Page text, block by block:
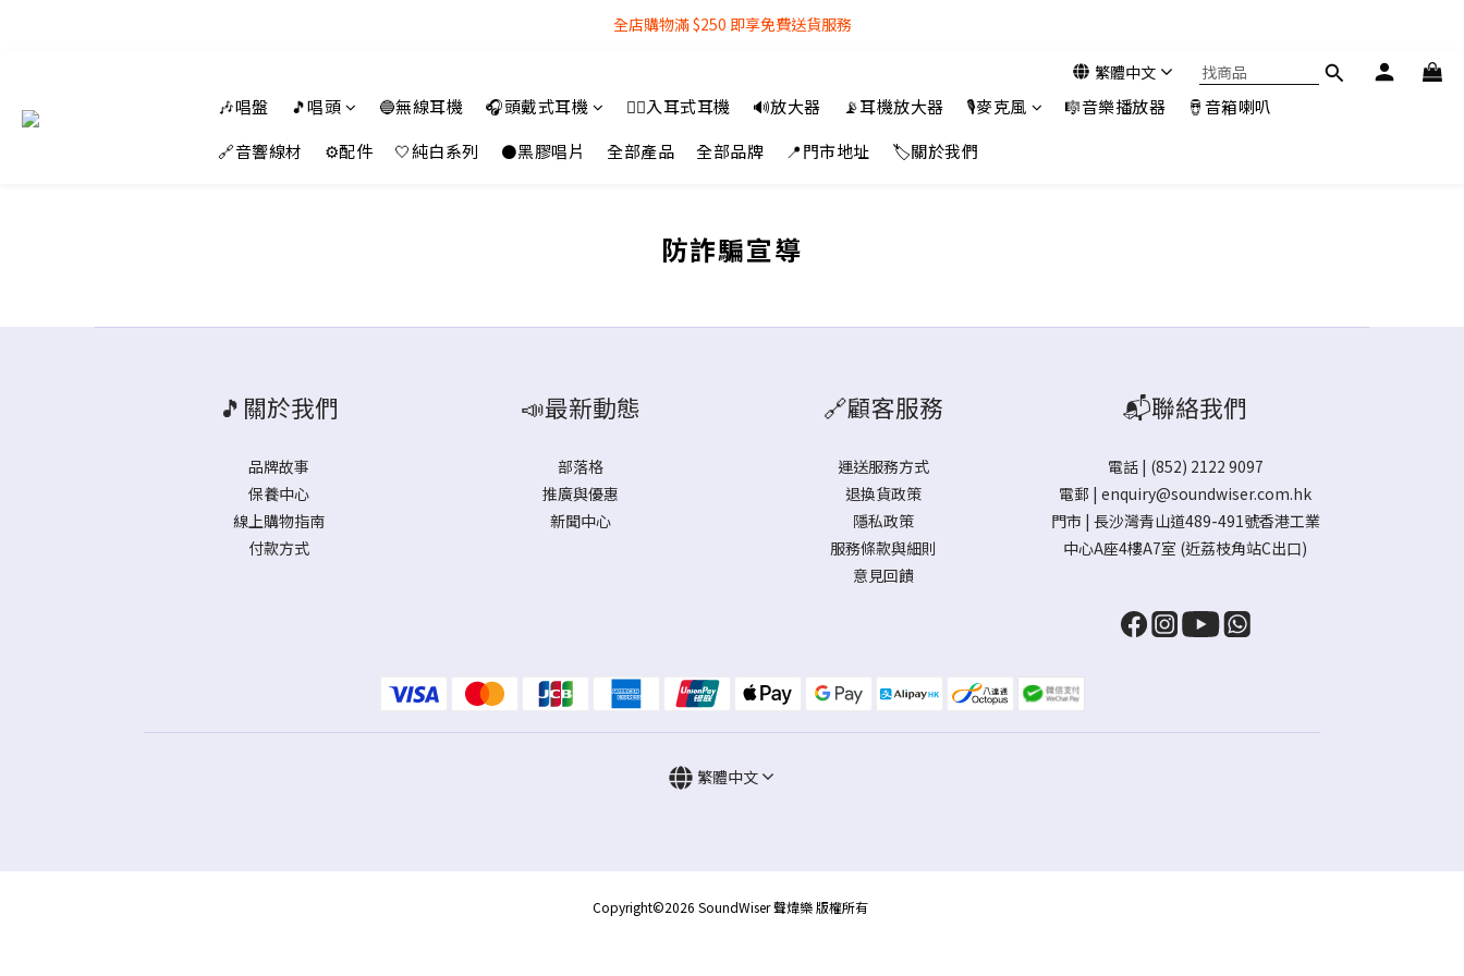
全店購物滿 $250 即享免費送貨服務
全店購物滿 $250 即享免費送貨服務
全店購物滿 $250 即享免費送貨服務
繁體中文
🎶唱盤 🎵唱頭 🔵無線耳機 🎧頭戴式耳機 👂🏻入耳式耳機 🔊放大器 📡耳機放大器 🎙️麥克風 🎼音樂播放器
🪘音箱喇叭
🔗音響線材
⚙️配件 🤍純白系列 ⚫黑膠唱片 全部產品 全部品牌 📍門市地址 🏷️關於我們
防詐騙宣導
🎵關於我們
品牌故事
保養中心
線上購物指南
付款方式
📣最新動態
部落格
推廣與優惠
新聞中心
🔗顧客服務
運送服務方式
退換貨政策
隱私政策
服務條款與細則
意見回饋
📬聯絡我們
電話 | (852) 2122 9097
電郵 |enquiry@soundwiser.com.hk
門市 | 長沙灣青山道489-491號香港工業
中心A座4樓A7室 (近荔枝角站C出口)
繁體中文
Copyright©2026 SoundWiser 聲煒樂 版權所有